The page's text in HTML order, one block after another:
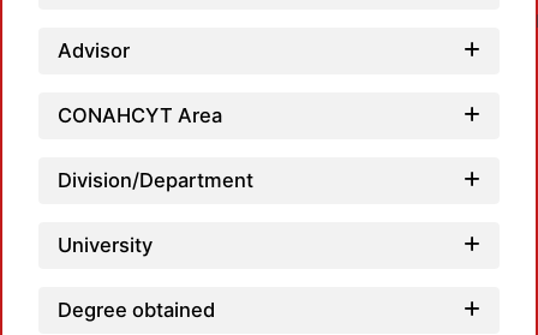
Advisor
CONAHCYT Area
Division/Department
University
Degree obtained